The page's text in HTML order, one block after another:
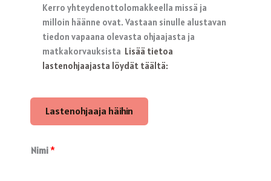
Kerro yhteydenottolomakkeella missä ja
milloin häänne ovat. Vastaan sinulle alustavan
tiedon vapaana olevasta ohjaajasta ja
matkakorvauksista Lisää tietoa
lastenohjaajasta löydät täältä:
Lastenohjaaja häihin
Nimi*